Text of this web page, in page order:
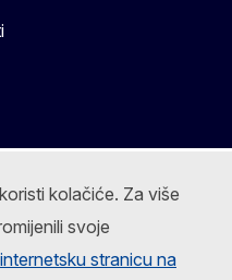
kolačiće. Za više
svoje
internetsku stranicu na